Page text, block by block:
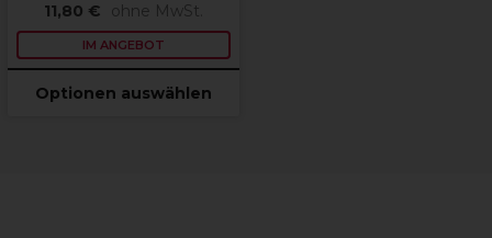
11,80 €
ohne MwSt.
IM ANGEBOT
Optionen auswählen